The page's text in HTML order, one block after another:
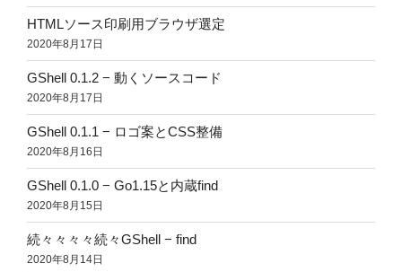
HTMLソース印刷用ブラウザ選定
2020年8月17日
GShell 0.1.2 − 動くソースコード
2020年8月17日
GShell 0.1.1 − ロゴ案とCSS整備
2020年8月16日
GShell 0.1.0 − Go1.15と内蔵find
2020年8月15日
続々々々々続々GShell − find
2020年8月14日